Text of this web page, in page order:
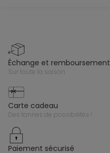
échange et remboursement
sur toute la saison
carte cadeau
des tonnes de possibilités !
paiement sécurisé